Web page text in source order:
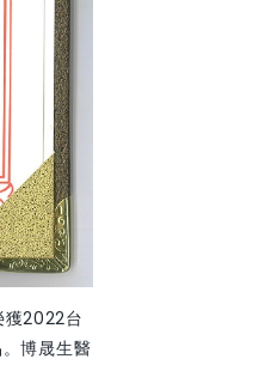
獲2022台
博晟生醫